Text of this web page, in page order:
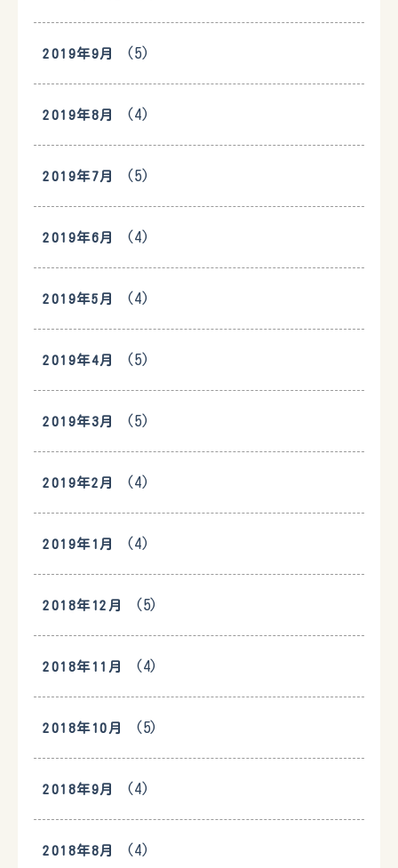
2019年9月 (5)
2019年8月 (4)
2019年7月 (5)
2019年6月 (4)
2019年5月 (4)
2019年4月 (5)
2019年3月 (5)
2019年2月 (4)
2019年1月 (4)
2018年12月 (5)
2018年11月 (4)
2018年10月 (5)
2018年9月 (4)
2018年8月 (4)